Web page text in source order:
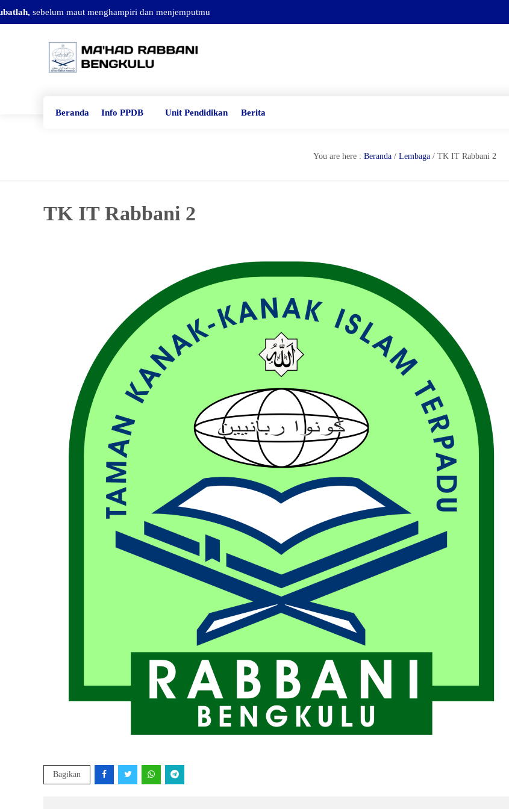
sebelum maut menghampiri dan menjemputmu
Beranda Info PPDB Unit Pendidikan Berita
You are here : Beranda / Lembaga / TK IT Rabbani 2
TK IT Rabbani 2
Bagikan